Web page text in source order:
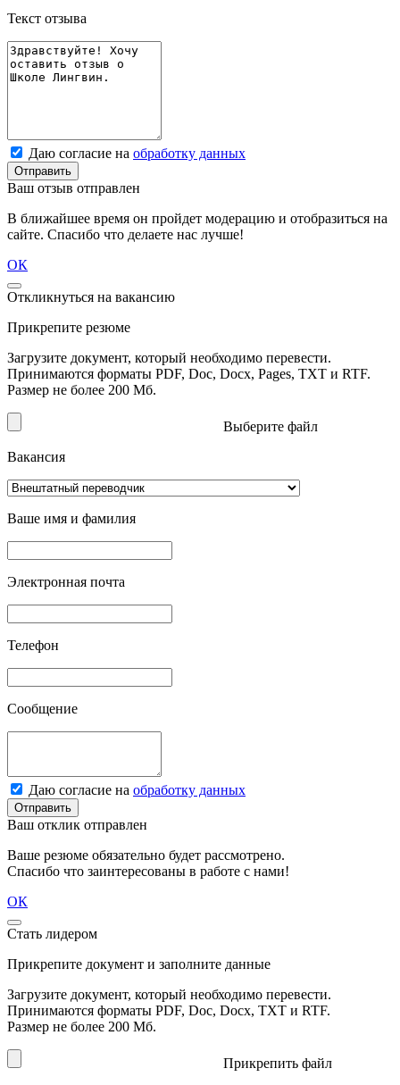
Текст отзыва
Даю согласие на обработку данных
Отправить
Ваш отзыв отправлен
В ближайшее время он пройдет модерацию и отобразиться на
сайте. Спасибо что делаете нас лучше!
ОК
Откликнуться на вакансию
Прикрепите резюме
Загрузите документ, который необходимо перевести.
Принимаются форматы PDF, Doc, Docx, Pages, TXT и RTF.
Размер не более 200 Мб.
Выберите файл
Вакансия
Ваше имя и фамилия
Электронная почта
Телефон
Сообщение
Даю согласие на обработку данных
Отправить
Ваш отклик отправлен
Ваше резюме обязательно будет рассмотрено.
Спасибо что заинтересованы в работе с нами!
ОК
Стать лидером
Прикрепите документ и заполните данные
Загрузите документ, который необходимо перевести.
Принимаются форматы PDF, Doc, Docx, TXT и RTF.
Размер не более 200 Мб.
Прикрепить файл